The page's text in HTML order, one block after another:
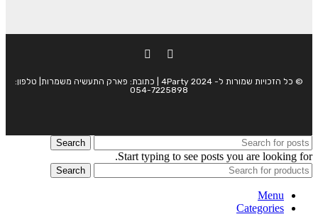
© כל הזכויות שמורות ל- 4Party 2024 | כתובת: פארק התעשיה משמרות| טלפון:
054-7225898
Search
Start typing to see posts you are looking for.
Search
Menu
Categories